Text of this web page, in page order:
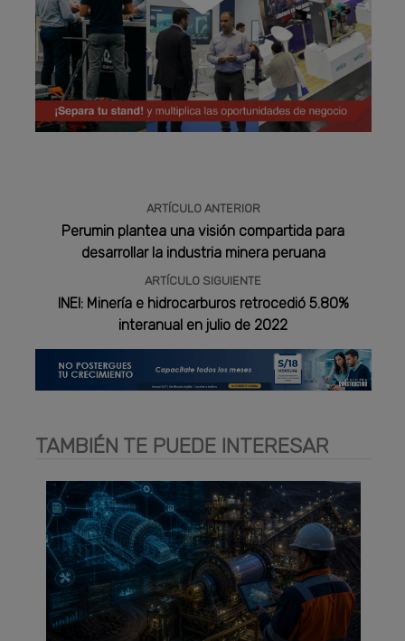
ARTÍCULO ANTERIOR
Perumin plantea una visión compartida para
desarrollar la industria minera peruana
ARTÍCULO SIGUIENTE
INEI: Minería e hidrocarburos retrocedió 5.80%
interanual en julio de 2022
TAMBIÉN TE PUEDE INTERESAR